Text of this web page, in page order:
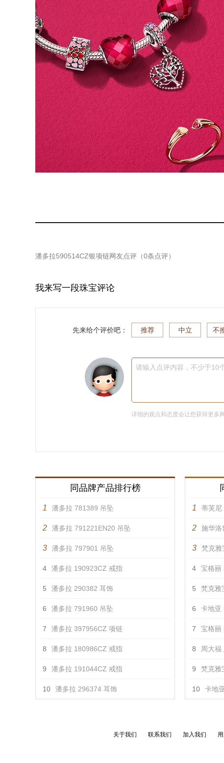
潘多拉590514CZ银项链网友点评（0条点评）
我来写一段珠宝评论
先来给个评价吧： 推荐 中立 不
请输入点评内容，不少于10
详细的观点和态度会让您获得更多
同品牌产品排行榜
1 潘多拉 781389 吊坠
2 潘多拉 791221EN20 吊坠
3 潘多拉 797901 吊坠
4 潘多拉 190923CZ 戒指
5 潘多拉 290382 耳饰
6 潘多拉 791960 吊坠
7 潘多拉 397956CZ 项链
8 潘多拉 180986CZ 戒指
9 潘多拉 191044CZ 戒指
10 潘多拉 296374 耳饰
1 蒂芙尼
2 施华洛
3 梵克雅
4 宝格丽
5 梵克雅
6 卡地亚
7 宝格丽
8 周大
9 梵克雅
10 卡地
关于我们 联系我们 加入我们